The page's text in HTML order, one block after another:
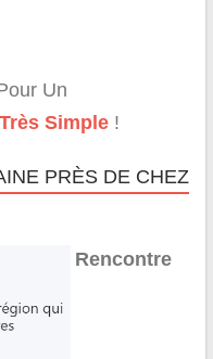
Un
Simple!
PRÈS DE CHEZ
Rencontre